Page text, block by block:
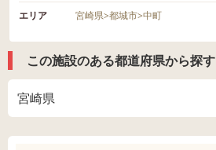
エリア 宮崎県>都城市>中町
この施設のある都道府県から探す
宮崎県